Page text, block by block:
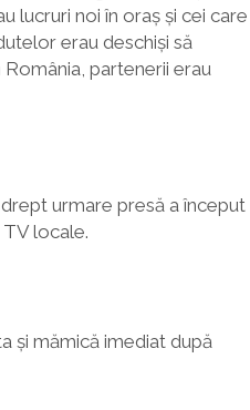
lucruri noi în oraș și cei care
erau deschiși să
partenerii erau
urmare presă a început
locale.
și mămică imediat după